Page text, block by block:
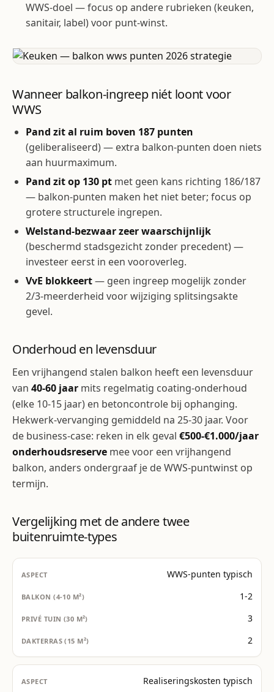
WWS-doel — focus op andere rubrieken (keuken,
sanitair, label) voor punt-winst.
Wanneer balkon-ingreep niét loont voor
WWS
Pand zit al ruim boven 187 punten
(geliberaliseerd) — extra balkon-punten doen niets
aan huurmaximum.
Pand zit op 130 pt met geen kans richting 186/187
— balkon-punten maken het niet beter; focus op
grotere structurele ingrepen.
Welstand-bezwaar zeer waarschijnlijk
(beschermd stadsgezicht zonder precedent) —
investeer eerst in een vooroverleg.
VvE blokkeert— geen ingreep mogelijk zonder
2/3-meerderheid voor wijziging splitsingsakte
gevel.
Onderhoud en levensduur
Een vrijhangend stalen balkon heeft een levensduur
van 40-60 jaar mits regelmatig coating-onderhoud
(elke 10-15 jaar) en betoncontrole bij ophanging.
Hekwerk-vervanging gemiddeld na 25-30 jaar. Voor
de business-case: reken in elk geval €500-€1.000/jaar
onderhoudsreserve mee voor een vrijhangend
balkon, anders ondergraaf je de WWS-puntwinst op
termijn.
Vergelijking met de andere twee
buitenruimte-types
WWS-punten typisch
1-2
3
2
Realiseringskosten typisch